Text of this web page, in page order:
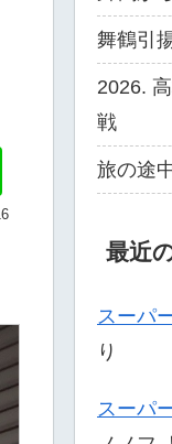
舞鶴引
2026.
戦
旅の途
最近
スーパ
り
スーパ